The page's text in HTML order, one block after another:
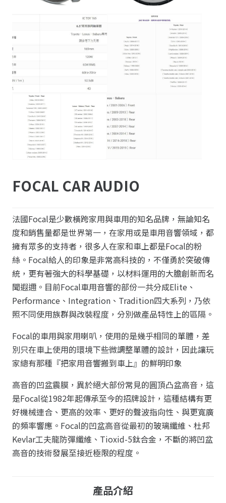
FOCAL CAR AUDIO
法國Focal是少數橫跨家用與車用的知名品牌，無論知名
度和銷售量都是世界第一，在家用或是車用音響領域，都
擁有眾多的支持者，很多人在家和車上都是Focal的粉
絲。Focal給人的印象是非常高科技的，不僅勇於突破傳
統，更有著強大的科學基礎，以材料運用的大膽創新而名
聞遐邇。目前Focal車用音響的部份一共分成Elite、
Performance、Integration、Tradition四大系列，乃依
照不同使用族群與改裝程度，分別做產品特性上的區隔。
Focal的車用與家用喇叭，使用的是幾乎相同的單體，差
別只在車上使用的環境下些微調整單體的設計，因此讓玩
家總有那種『把家用音響搬到車上』的鮮明印象
高音的凹盆震膜，異於絕大部份常見的圓頂凸盆高音，這
是Focal從1982年起傳承至今的招牌設計，這種結構有更
好機械連合、更高的效率、更好的聲波指向性、與更寬廣
的頻率響應。Focal的凹盆高音從最初的玻璃纖維、杜邦
Kevlar工夫龍防彈纖維、Tioxid-5鈦合金，不斷的將凹盆
高音的技術發展至接近極限的程度。
產品介紹